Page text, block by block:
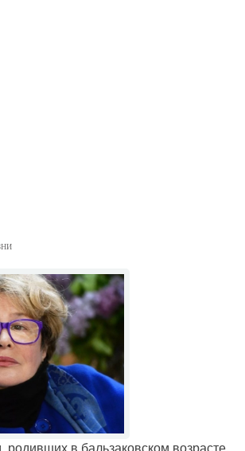
родивших в бальзаковском возрасте.